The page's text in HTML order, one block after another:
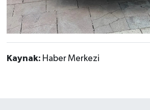
Kaynak: Haber Merkezi